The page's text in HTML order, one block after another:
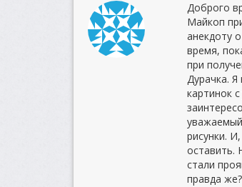
Доброго
Майкоп
анекдоту
время,
при
Дурачка.
картинок
рисунки.
оставить.
стали
правда же?